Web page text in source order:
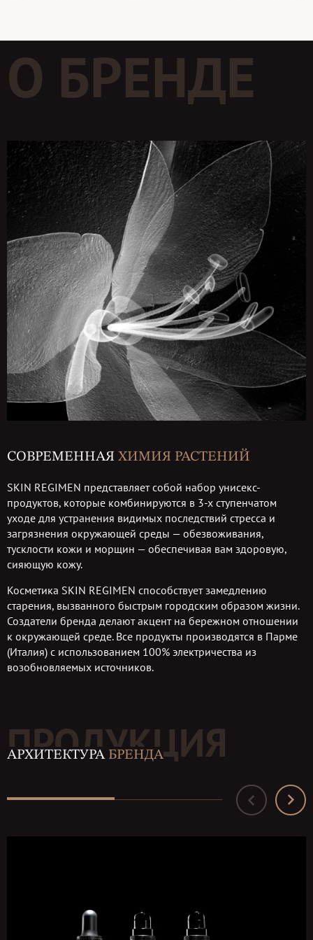
О БРЕНДЕ
СОВРЕМЕННАЯ ХИМИЯ РАСТЕНИЙ
SKIN REGIMEN представляет собой набор унисекс-
продуктов, которые комбинируются в 3-х ступенчатом
уходе для устранения видимых последствий стресса и
загрязнения окружающей среды — обезвоживания,
тусклости кожи и морщин — обеспечивая вам здоровую,
сияющую кожу.
Косметика SKIN REGIMEN способствует замедлению
старения, вызванного быстрым городским образом жизни.
Создатели бренда делают акцент на бережном отношении
к окружающей среде. Все продукты производятся в Парме
(Италия) с использованием 100% электричества из
возобновляемых источников.
ПРОДУКЦИЯ
АРХИТЕКТУРА БРЕНДА